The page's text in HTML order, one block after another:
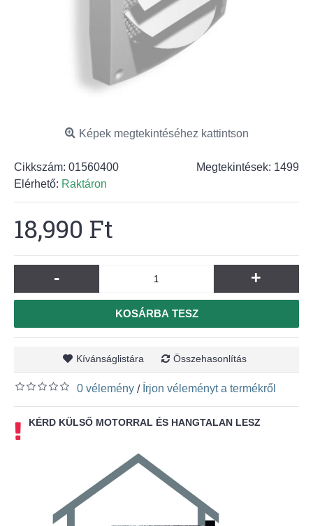
Képek megtekintéséhez kattintson
Megtekintések: 1499
Cikkszám: 01560400
Elérhető: Raktáron
18,990 Ft
- +
KOSÁRBA TESZ
Kívánságlistára Összehasonlítás
0 vélemény / Írjon véleményt a termékről
KÉRD KÜLSŐ MOTORRAL ÉS HANGTALAN LESZ